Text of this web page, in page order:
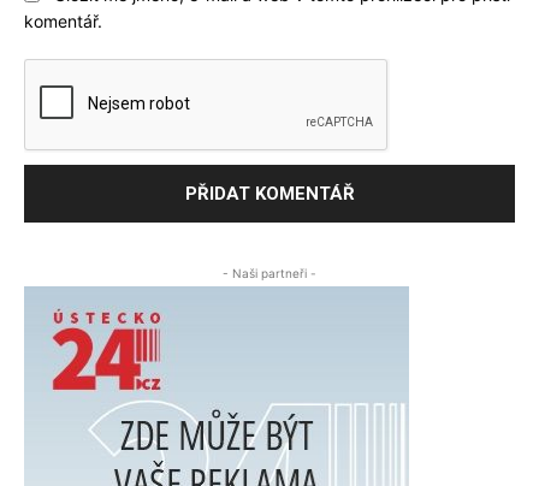
komentář.
- Naši partneři -